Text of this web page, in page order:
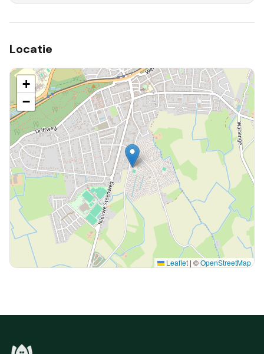
Locatie
+
−
Leaflet | ©OpenStreetMap